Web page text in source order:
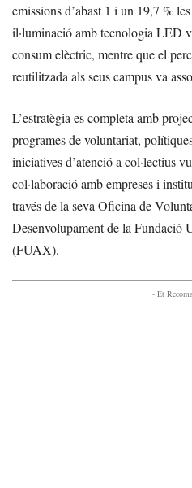
emissions d’abast 1 i un 19,7 %
il·luminació amb tecnologia LED
consum elèctric, mentre que el
reutilitzada als seus campus va
L’estratègia es completa amb
programes de voluntariat,
iniciatives d’atenció a col·lectius
col·laboració amb empreses i
través de la seva Oficina de
Desenvolupament de la Fundació
(FUAX).
- Et